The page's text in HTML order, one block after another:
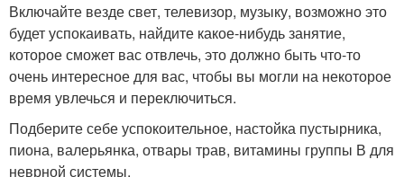
Включайте везде свет, телевизор, музыку, возможно это
будет успокаивать, найдите какое-нибудь занятие,
которое сможет вас отвлечь, это должно быть что-то
очень интересное для вас, чтобы вы могли на некоторое
время увлечься и переключиться.
Подберите себе успокоительное, настойка пустырника,
пиона, валерьянка, отвары трав, витамины группы В для
неврной системы.